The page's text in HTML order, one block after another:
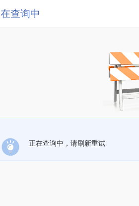
查询中
正在查询中，请刷新重试